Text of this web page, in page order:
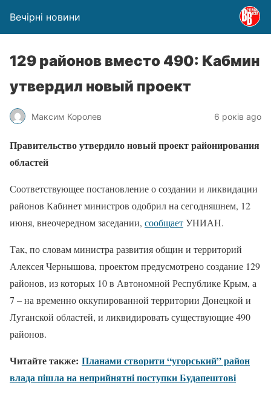
Вечірні новини
129 районов вместо 490: Кабмин
утвердил новый проект
Максим Королев 6 років ago
Правительство утвердило новый проект районирования
областей
Соответствующее постановление о создании и ликвидации
районов Кабинет министров одобрил на сегодняшнем, 12
июня, внеочередном заседании, сообщаетУНИАН.
Так, по словам министра развития общин и территорий
Алексея Чернышова, проектом предусмотрено создание 129
районов, из которых 10 в Автономной Республике Крым, а
7 – на временно оккупированной территории Донецкой и
Луганской областей, и ликвидировать существующие 490
районов.
Читайте также: Планами створити “угорський” район
влада пішла на неприйнятні поступки Будапештові